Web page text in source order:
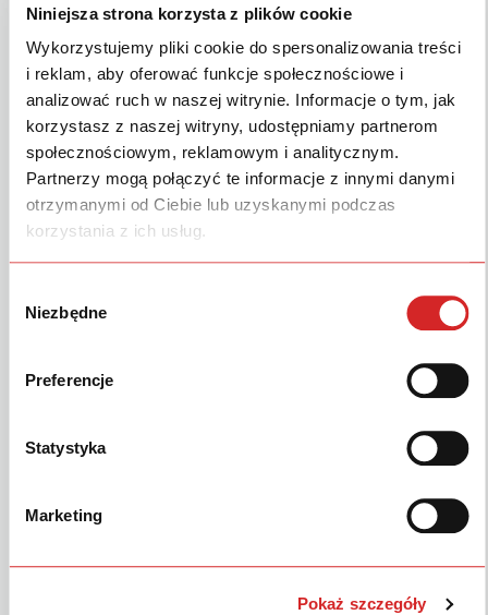
Niniejsza strona korzysta z plików cookie
Wykorzystujemy pliki cookie do spersonalizowania treści
i reklam, aby oferować funkcje społecznościowe i
analizować ruch w naszej witrynie. Informacje o tym, jak
korzystasz z naszej witryny, udostępniamy partnerom
społecznościowym, reklamowym i analitycznym.
Partnerzy mogą połączyć te informacje z innymi danymi
otrzymanymi od Ciebie lub uzyskanymi podczas
korzystania z ich usług.
zgody
Niezbędne
Preferencje
Statystyka
Marketing
Pokaż szczegóły
SIMILAR DOWNLOADS
Соответствующих загрузок не найдено!
Updated 29.05.2023
Бренд
Прочее